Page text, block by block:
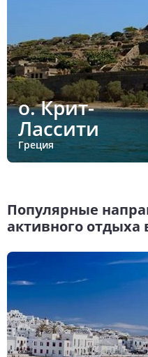
о. Крит-
Лассити
Греция
Популярные
активного отдыха